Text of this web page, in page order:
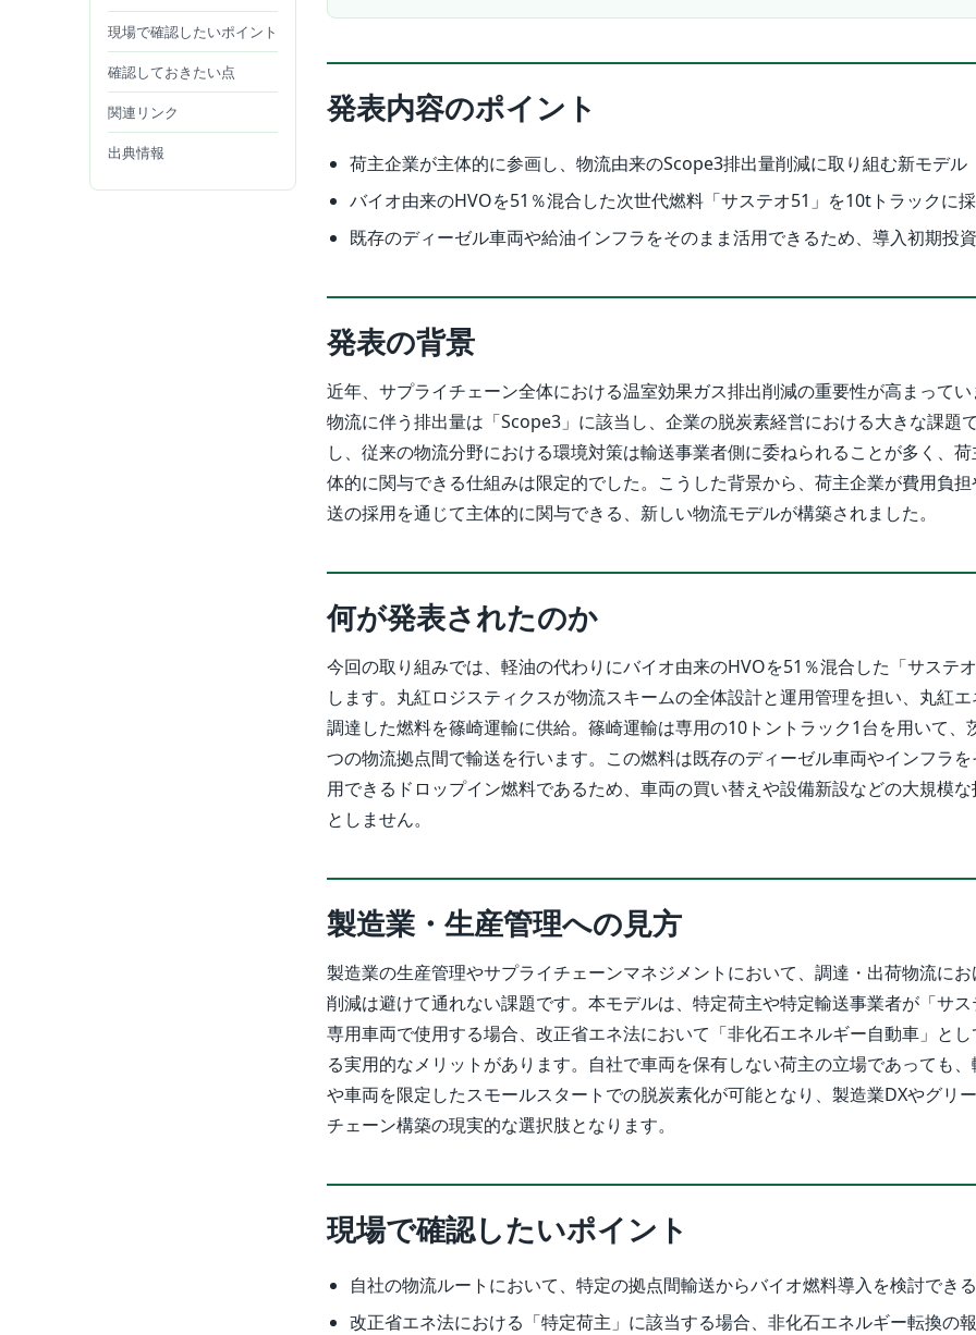
現場で確認したいポイント
確認しておきたい点
関連リンク
出典情報
発表内容のポイント
荷主企業が主体的に参画し、物流由来のScope3排出量削減に取り組む新モデル
バイオ由来のHVOを51％混合した次世代燃料「サステオ51」を10tトラックに
既存のディーゼル車両や給油インフラをそのまま活用できるため、導入初期投
発表の背景
近年、サプライチェーン全体における温室効果ガス排出削減の重要性が高まって
物流に伴う排出量は「Scope3」に該当し、企業の脱炭素経営における大きな課題
し、従来の物流分野における環境対策は輸送事業者側に委ねられることが多く、
体的に関与できる仕組みは限定的でした。こうした背景から、荷主企業が費用負
送の採用を通じて主体的に関与できる、新しい物流モデルが構築されました。
何が発表されたのか
今回の取り組みでは、軽油の代わりにバイオ由来のHVOを51％混合した「サステ
します。丸紅ロジスティクスが物流スキームの全体設計と運用管理を担い、丸紅
調達した燃料を篠崎運輸に供給。篠崎運輸は専用の10トントラック1台を用いて、
つの物流拠点間で輸送を行います。この燃料は既存のディーゼル車両やインフラ
用できるドロップイン燃料であるため、車両の買い替えや設備新設などの大規模
としません。
製造業・生産管理への見方
製造業の生産管理やサプライチェーンマネジメントにおいて、調達・出荷物流に
削減は避けて通れない課題です。本モデルは、特定荷主や特定輸送事業者が「サ
専用車両で使用する場合、改正省エネ法において「非化石エネルギー自動車」と
る実用的なメリットがあります。自社で車両を保有しない荷主の立場であっても
や車両を限定したスモールスタートでの脱炭素化が可能となり、製造業DXやグリ
チェーン構築の現実的な選択肢となります。
現場で確認したいポイント
自社の物流ルートにおいて、特定の拠点間輸送からバイオ燃料導入を検討でき
改正省エネ法における「特定荷主」に該当する場合、非化石エネルギー転換の